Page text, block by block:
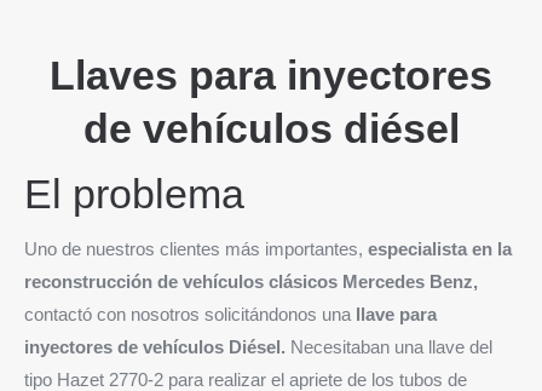
Llaves para inyectores
de vehículos diésel
El problema
Uno de nuestros clientes más importantes, especialista en la
reconstrucción de vehículos clásicos Mercedes Benz,
contactó con nosotros solicitándonos una llave para
inyectores de vehículos Diésel. Necesitaban una llave del
tipo Hazet 2770-2 para realizar el apriete de los tubos de